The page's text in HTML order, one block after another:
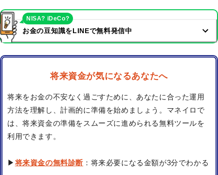
お金の豆知識をLINEで無料発信中
NISA? iDeCo?
将来資金が気になるあなたへ
将来をお金の不安なく過ごすために、あなたに合った運用
方法を理解し、計画的に準備を始めましょう。マネイロで
は、将来資金の準備をスムーズに進められる無料ツールを
利用できます。
▶将来資金の無料診断 ：将来必要になる金額が3分でわかる